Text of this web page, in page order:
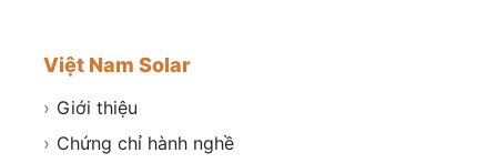
Việt Nam Solar
› Giới thiệu
› Chứng chỉ hành nghề